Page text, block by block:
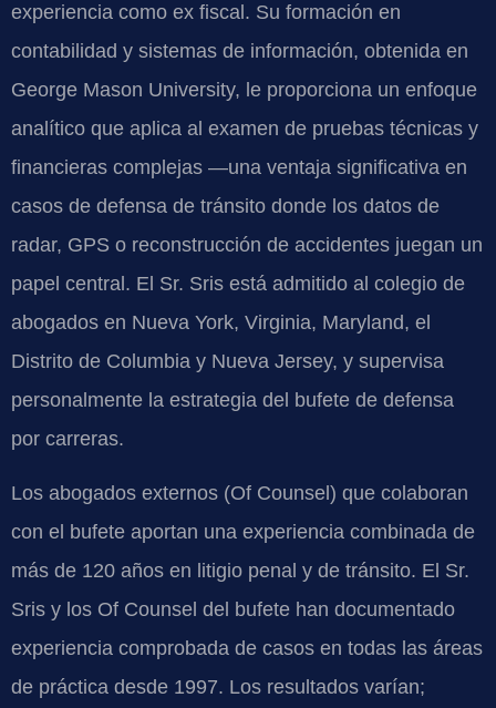
experiencia como ex fiscal. Su formación en
contabilidad y sistemas de información, obtenida en
George Mason University, le proporciona un enfoque
analítico que aplica al examen de pruebas técnicas y
financieras complejas —una ventaja significativa en
casos de defensa de tránsito donde los datos de
radar, GPS o reconstrucción de accidentes juegan un
papel central. El Sr. Sris está admitido al colegio de
abogados en Nueva York, Virginia, Maryland, el
Distrito de Columbia y Nueva Jersey, y supervisa
personalmente la estrategia del bufete de defensa
por carreras.
Los abogados externos (Of Counsel) que colaboran
con el bufete aportan una experiencia combinada de
más de 120 años en litigio penal y de tránsito. El Sr.
Sris y los Of Counsel del bufete han documentado
experiencia comprobada de casos en todas las áreas
de práctica desde 1997. Los resultados varían;